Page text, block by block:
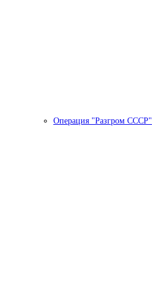
Операция "Разгром СССР"